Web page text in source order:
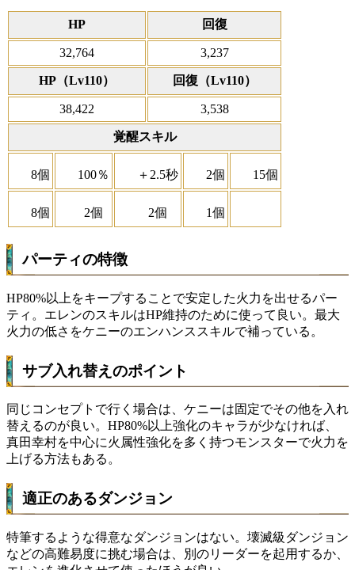
HP 回復
32,764 3,237
HP（Lv110） 回復（Lv110）
38,422 3,538
覚醒スキル
8個 100％ ＋2.5秒 2個 15個
8個 2個 2個 1個
パーティの特徴
HP80%以上をキープすることで安定した火力を出せるパー
ティ。エレンのスキルはHP維持のために使って良い。最大
火力の低さをケニーのエンハンススキルで補っている。
サブ入れ替えのポイント
同じコンセプトで行く場合は、ケニーは固定でその他を入れ
替えるのが良い。HP80%以上強化のキャラが少なければ、
真田幸村を中心に火属性強化を多く持つモンスターで火力を
上げる方法もある。
適正のあるダンジョン
特筆するような得意なダンジョンはない。壊滅級ダンジョン
などの高難易度に挑む場合は、別のリーダーを起用するか、